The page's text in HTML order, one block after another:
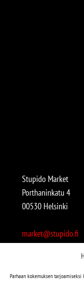
Parhaan kokemuksen
Stupido Market
Porthaninkatu 4
00530 Helsinki
market@stupido.fi
Avoinna: